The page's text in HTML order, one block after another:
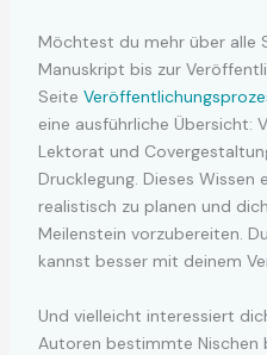
Möchtest du mehr über alle
Manuskript bis zur
Seite
eine ausführliche Übersicht:
Lektorat und
Drucklegung. Dieses
realistisch zu planen und
Meilenstein vorzubereiten.
kannst besser mit deinem
Und vielleicht interessiert
Autoren bestimmte Nischen